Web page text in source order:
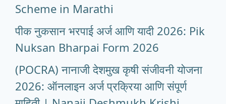
Scheme in Marathi
पीक नुकसान भरपाई अर्ज आणि यादी 2026: Pik
Nuksan Bharpai Form 2026
(POCRA) नानाजी देशमुख कृषी संजीवनी योजना
2026: ऑनलाइन अर्ज प्रक्रिया आणि संपूर्ण